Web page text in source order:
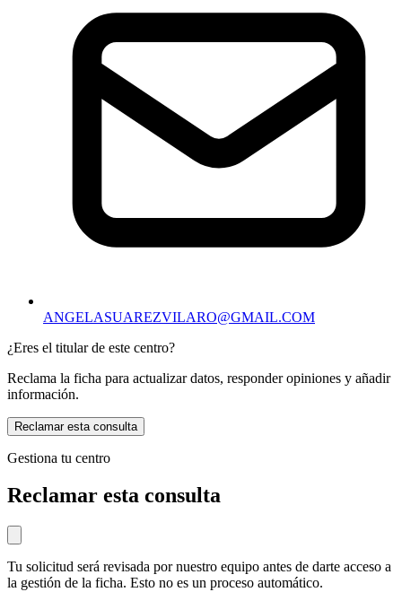
ANGELASUAREZVILARO@GMAIL.COM
¿Eres el titular de este centro?
Reclama la ficha para actualizar datos, responder opiniones y añadir
información.
Reclamar esta consulta
Gestiona tu centro
Reclamar esta consulta
Tu solicitud será revisada por nuestro equipo antes de darte acceso a
la gestión de la ficha. Esto no es un proceso automático.